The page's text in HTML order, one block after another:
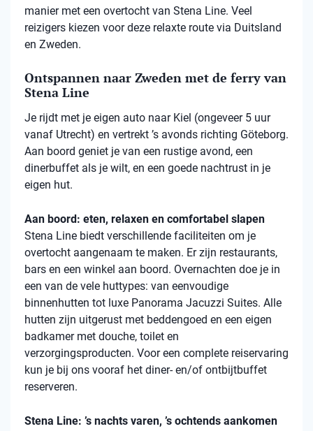
manier met een overtocht van Stena Line. Veel
reizigers kiezen voor deze relaxte route via Duitsland
en Zweden.
Ontspannen naar Zweden met de ferry van
Stena Line
Je rijdt met je eigen auto naar Kiel (ongeveer 5 uur
vanaf Utrecht) en vertrekt ’s avonds richting Göteborg.
Aan boord geniet je van een rustige avond, een
dinerbuffet als je wilt, en een goede nachtrust in je
eigen hut.
Aan boord: eten, relaxen en comfortabel slapen
Stena Line biedt verschillende faciliteiten om je
overtocht aangenaam te maken. Er zijn restaurants,
bars en een winkel aan boord. Overnachten doe je in
een van de vele huttypes: van eenvoudige
binnenhutten tot luxe Panorama Jacuzzi Suites. Alle
hutten zijn uitgerust met beddengoed en een eigen
badkamer met douche, toilet en
verzorgingsproducten. Voor een complete reiservaring
kun je bij ons vooraf het diner- en/of ontbijtbuffet
reserveren.
Stena Line: ’s nachts varen, ’s ochtends aankomen